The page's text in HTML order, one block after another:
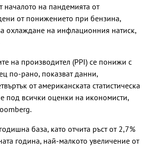
началото на пандемията от
от понижението при бензина,
охлаждане на инфлационния натиск,
на производител (PPI) се понижи с
по-рано, показват данни,
от американската статистическа
под всички оценки на икономисти,
база, като отчита ръст от 2,7%
година, най-малкото увеличение от